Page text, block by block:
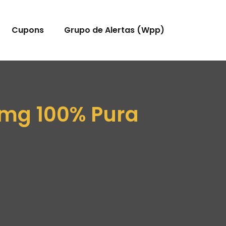
Cupons Grupo de Alertas (Wpp)
100% Pura